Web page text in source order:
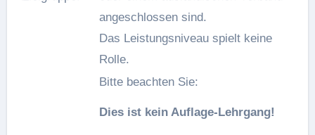
angeschlossen sind.
Das Leistungsniveau spielt keine
Rolle.
Bitte beachten Sie:
Dies ist kein Auflage-Lehrgang!